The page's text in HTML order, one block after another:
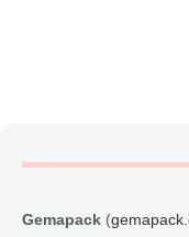
Gemapack (